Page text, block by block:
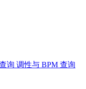
询 调性与 BPM 查询